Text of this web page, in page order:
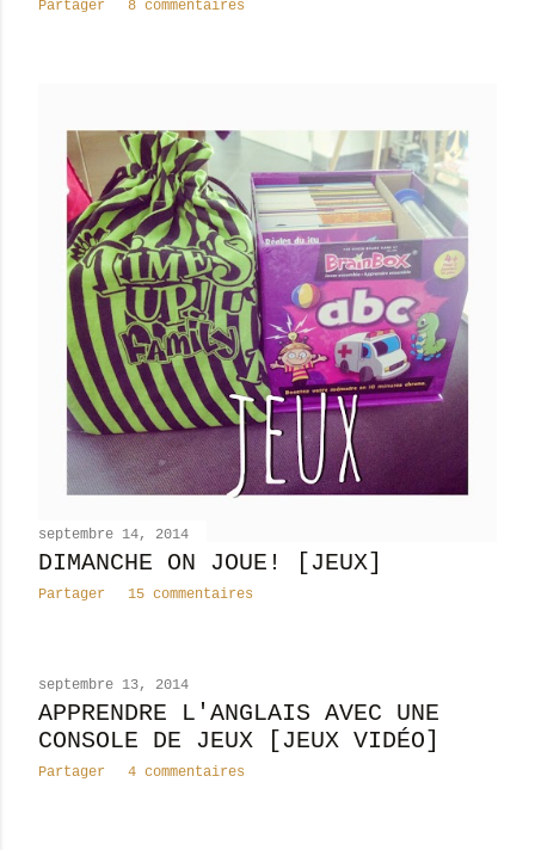
Partager 8 commentaires
septembre 14, 2014
DIMANCHE ON JOUE! [JEUX]
Partager 15 commentaires
septembre 13, 2014
APPRENDRE L'ANGLAIS AVEC UNE
CONSOLE DE JEUX [JEUX VIDÉO]
Partager 4 commentaires